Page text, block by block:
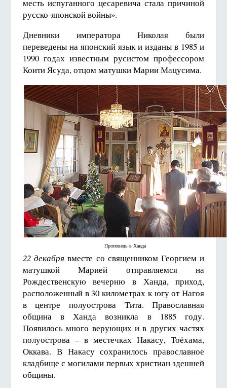
месть испуганного цесаревича стала причиной
русско-японской войны».
Дневники императора Николая были
переведены на японский язык и изданы в 1985 и
1990 годах известным русистом профессором
Коити Ясуда, отцом матушки Марии Мацусима.
Проповедь в Ханда
22 декабря вместе со священником Георгием и
матушкой Марией отправляемся на
Рождественскую вечерню в Ханда, приход,
расположенный в 30 километрах к югу от Нагоя
в центре полуострова Тита. Православная
община в Ханда возникла в 1885 году.
Появилось много верующих и в других частях
полуострова – в местечках Накасу, Тоёхама,
Оккава. В Накасу сохранилось православное
кладбище с могилами первых христиан здешней
общины.